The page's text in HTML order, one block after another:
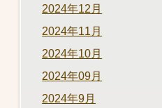
2024年12月
2024年11月
2024年10月
2024年09月
2024年9月